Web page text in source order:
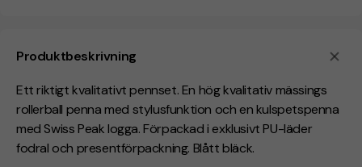
Produktbeskrivning
Ett riktigt kvalitativt pennset. En hög kvalitativ mässings
rollerball penna med stylusfunktion och en kulspetspenna
med Swiss Peak logga. Förpackad i exklusivt PU-läder
fodral och presentförpackning. Blått bläck.